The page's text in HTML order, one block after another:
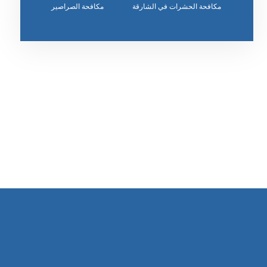
مكافحة الحشرات في الشارقة مكافحة الصراصير